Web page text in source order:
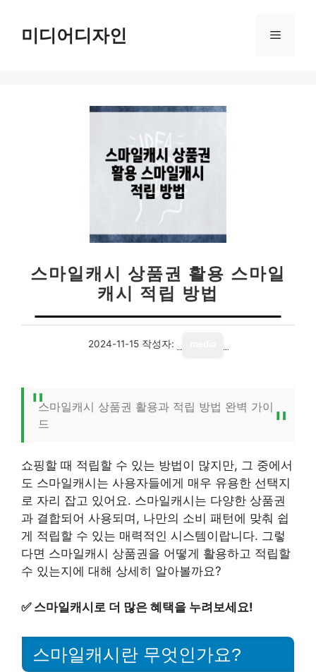
미디어디자인 메
스마일캐시 상품권 활용 스마일
캐시 적립 방법
2024-11-15 작성자:
스마일캐시 상품권 활용과 적립 방법 완벽 가이
드
쇼핑할 때 적립할 수 있는 방법이 많지만, 그 중에서
도 스마일캐시는 사용자들에게 매우 유용한 선택지
로 자리 잡고 있어요. 스마일캐시는 다양한 상품권
과 결합되어 사용되며, 나만의 소비 패턴에 맞춰 쉽
게 적립할 수 있는 매력적인 시스템이랍니다. 그렇
다면 스마일캐시 상품권을 어떻게 활용하고 적립할
수 있는지에 대해 상세히 알아볼까요?
✅ 스마일캐시로 더 많은 혜택을 누려보세요!
스마일캐시란 무엇인가요?